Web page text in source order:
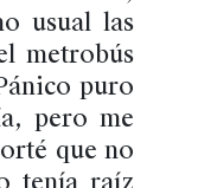
usual las
metrobús
puro
pero me
que no